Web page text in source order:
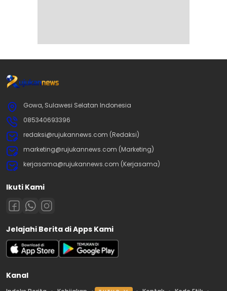
Gowa, Sulawesi Selatan Indonesia
085340693396
redaksi@rujukannews.com (Redaksi)
marketing@rujukannews.com (Marketing)
kerjasama@rujukannews.com (Kerjasama)
Ikuti Kami
Jelajahi Berita di Apps Kami
Kanal